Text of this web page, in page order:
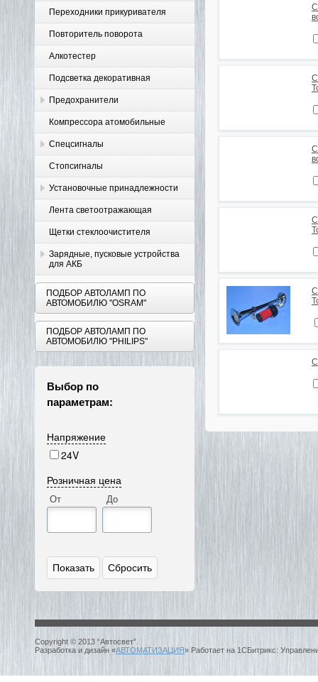
Переходники прикуривателя
Повторитель поворота
Алкотестер
Подсветка декоративная
Предохранители
Компрессора атомобильные
Спецсигналы
Стопсигналы
Установочные принадлежности
Лента светоотражающая
Щетки стеклоочистителя
Зарядные, пусковые устройства
для АКБ
ПОДБОР АВТОЛАМП ПО
АВТОМОБИЛЮ "OSRAM"
ПОДБОР АВТОЛАМП ПО
АВТОМОБИЛЮ "PHILIPS"
Выбор по
параметрам:
Напряжение
24V
Розничная цена
От До
Copyright © 2013 “Автосвет”.
Разработка и дизайн «АВТОМАТИЗАЦИЯ» Работает на 1СБитрикс: